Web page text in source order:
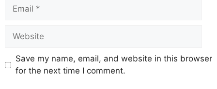
Save my name, email, and website in this browser
for the next time I comment.